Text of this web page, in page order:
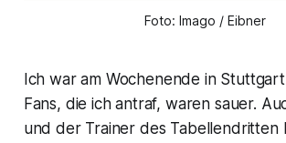
Foto: Imago / Eibner
Ich war am Wochenende in
Fans, die ich antraf, waren sauer.
und der Trainer des Tabellendritten